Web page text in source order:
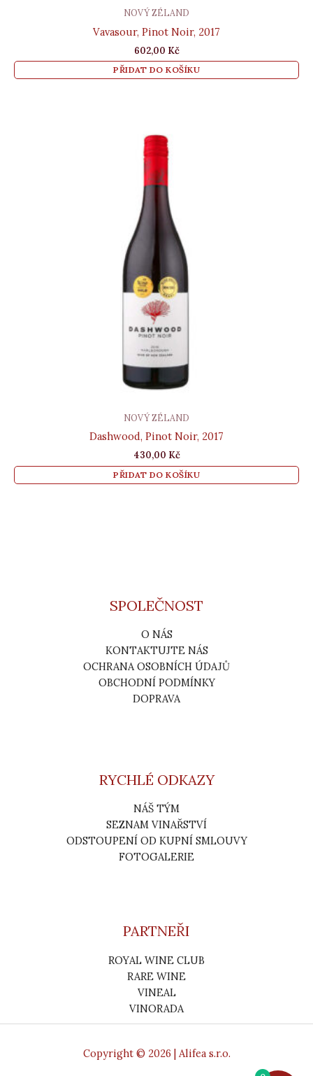
NOVÝ ZÉLAND
Vavasour, Pinot Noir, 2017
602,00 Kč
PŘIDAT DO KOŠÍKU
NOVÝ ZÉLAND
Dashwood, Pinot Noir, 2017
430,00 Kč
PŘIDAT DO KOŠÍKU
SPOLEČNOST
O NÁS
KONTAKTUJTE NÁS
OCHRANA OSOBNÍCH ÚDAJŮ
OBCHODNÍ PODMÍNKY
DOPRAVA
RYCHLÉ ODKAZY
NÁŠ TÝM
SEZNAM VINAŘSTVÍ
ODSTOUPENÍ OD KUPNÍ SMLOUVY
FOTOGALERIE
PARTNEŘI
ROYAL WINE CLUB
RARE WINE
VINEAL
VINORADA
Copyright © 2026 | Alifea s.r.o.